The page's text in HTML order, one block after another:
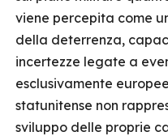
viene percepita come
della deterrenza,
incertezze legate a
esclusivamente
statunitense non
sviluppo delle proprie